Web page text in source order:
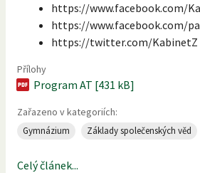
https://www.facebook.com/
https://www.facebook.com/
https://twitter.com/KabinetZ
Přílohy
Program AT [431 kB]
Zařazeno v kategoriích:
Gymnázium Základy společenských věd
Celý článek...